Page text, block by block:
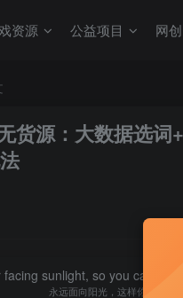
资源 公益项目 网
货源：大数据选
sunlight, so you can not
永远面向阳光，这样你就看不见